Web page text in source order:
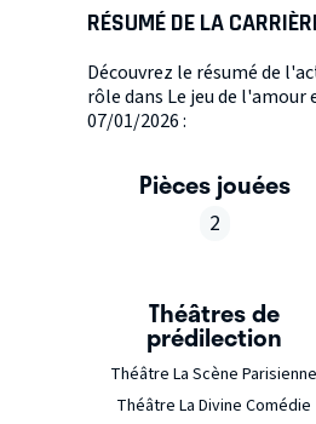
RÉSUMÉ DE LA
Découvrez le résumé de
rôle dans Le jeu de l'amour
07/01/2026 :
Pièces jouées
2
Théâtres de
prédilection
Théâtre La Scène Parisienne
Théâtre La Divine Comédie